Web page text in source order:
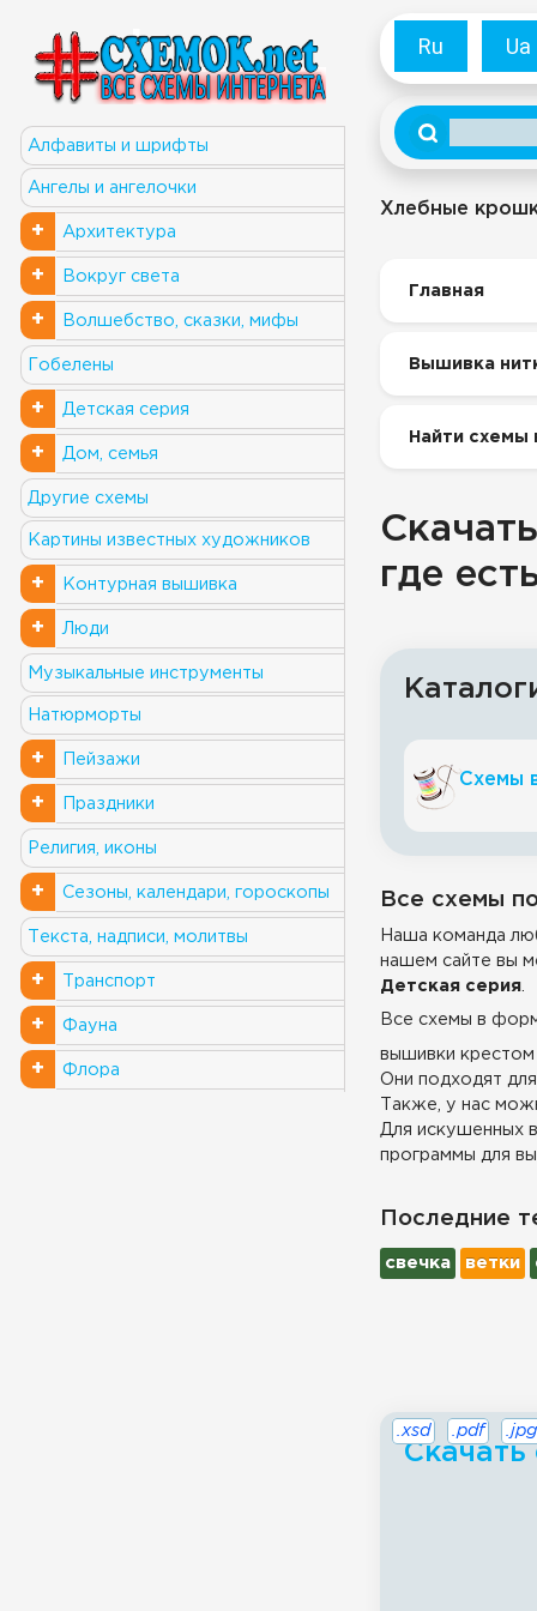
Алфавиты и шрифты
Ангелы и ангелочки
+ Архитектура
+ Вокруг света
+ Волшебство, сказки, мифы
Гобелены
+ Детская серия
+ Дом, семья
Другие схемы
Картины известных художников
+ Контурная вышивка
+ Люди
Музыкальные инструменты
Натюрморты
+ Пейзажи
+ Праздники
Религия, иконы
+ Сезоны, календари, гороскопы
Текста, надписи, молитвы
+ Транспорт
+ Фауна
+ Флора
Ru Ua
Хлебные
Главная
Вышивка
Найти схемы
где
Схемы
Все схемы
Наша команда
нашем сайте вы
Детская серия
Все схемы в
вышивки крестом
Они подходят
Также, у нас
Для искушенных
программы для
Последние
свечка ветки
.xsd .pdf .jpg